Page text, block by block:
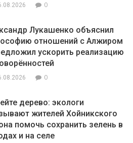
0
Лукашенко объяснил
отношений с Алжиром
ускорить реализацию
0
дерево: экологи
жителей Хойникского
помочь сохранить зелень в
и на селе